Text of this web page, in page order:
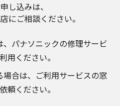
上のご注意については、取扱
途同梱の別紙にてお客様に
報は公開しておりません。
する安全上のご注意は、法的
て変更する場合がありま
に関し、本ウェブサイトに公
明書に記載の安全上のご注意
し込みは、​
にご相談ください。​
パナソニックの修理サービ
用ください。​
合は、​ご利用サービスの窓
頼ください。